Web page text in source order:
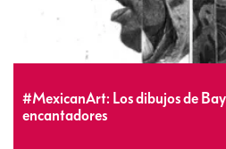
#MexicanArt: Los dibujos de
encantadores